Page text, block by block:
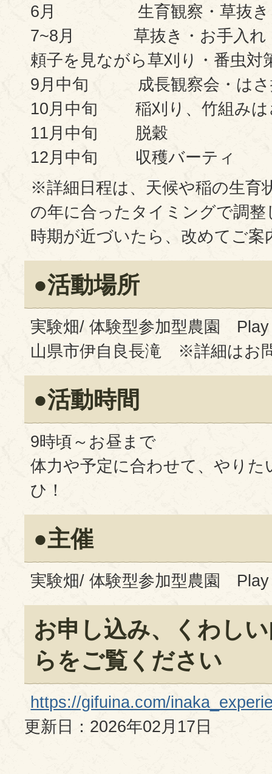
6月 生育観察・草抜き・
7~8月 草抜き・お手入れ
頼子を見ながら草刈り・番虫対
9月中旬 成長観察会・はさ
10月中旬 稲刈り、竹組みは
11月中旬 脱穀
12月中旬 収穫バーティ
※詳細日程は、天候や稲の生育
の年に合ったタイミングで調整
時期が近づいたら、改めてご案
●活動場所
実験畑/ 体験型参加型農園 Play
山県市伊自良長滝 ※詳細はお
●活動時間
9時頃～お昼まで
体力や予定に合わせて、やりた
ひ！
●主催
実験畑/ 体験型参加型農園 Play
お申し込み、くわし
らをご覧ください
https://gifuina.com/
更新日：2026年02月17日